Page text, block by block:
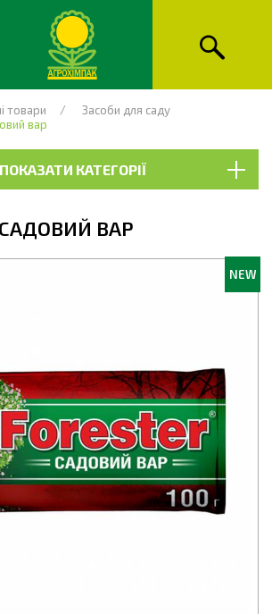
товари
Засоби для саду
вар
ПОКАЗАТИ КАТЕГОРІЇ
САДОВИЙ ВАР
NEW